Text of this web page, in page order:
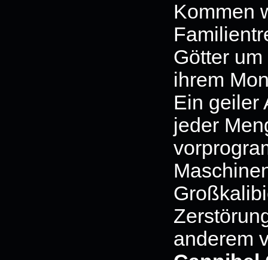
Kommen
Götter
ihrem
Ein geiler
jeder
anderem